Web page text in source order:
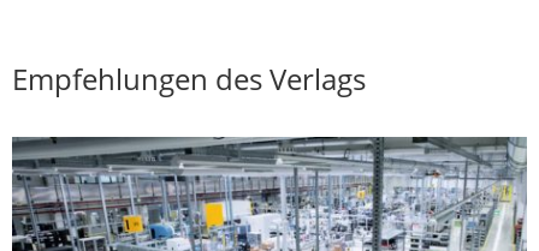
Empfehlungen des Verlags